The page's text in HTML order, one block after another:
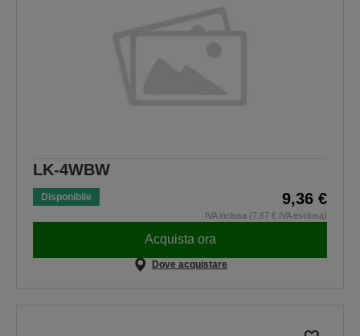
LK-4WBW
Disponibile 9,36 €
IVA inclusa (7,67 € IVA esclusa)
Acquista ora
Dove acquistare